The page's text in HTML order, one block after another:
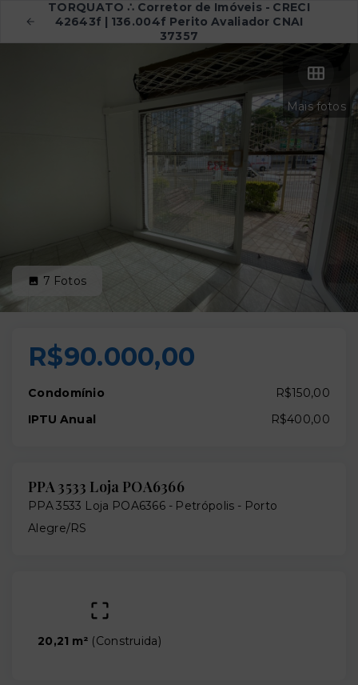
TORQUATO ∴ Corretor de Imóveis - CRECI
42643f | 136.004f Perito Avaliador CNAI
37357
Mais fotos
7 Fotos
R$90.000,00
Condomínio
R$150,00
IPTU Anual
R$400,00
PPA 3533 Loja POA6366
PPA 3533 Loja POA6366 - Petrópolis - Porto
Alegre/RS
20,21 m² (Construida)